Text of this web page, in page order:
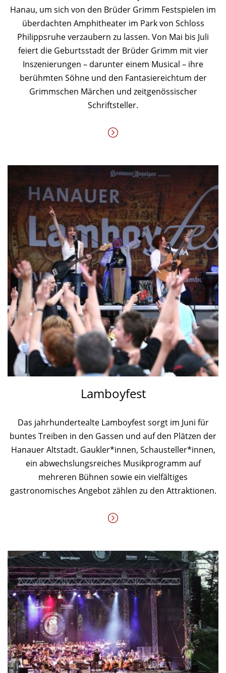
Hanau, um sich von den Brüder Grimm Festspielen im
überdachten Amphitheater im Park von Schloss
Philippsruhe verzaubern zu lassen. Von Mai bis Juli
feiert die Geburtsstadt der Brüder Grimm mit vier
Inszenierungen – darunter einem Musical – ihre
berühmten Söhne und den Fantasiereichtum der
Grimmschen Märchen und zeitgenössischer
Schriftsteller.
Lamboyfest
Das jahrhundertealte Lamboyfest sorgt im Juni für
buntes Treiben in den Gassen und auf den Plätzen der
Hanauer Altstadt. Gaukler*innen, Schausteller*innen,
ein abwechslungsreiches Musikprogramm auf
mehreren Bühnen sowie ein vielfältiges
gastronomisches Angebot zählen zu den Attraktionen.